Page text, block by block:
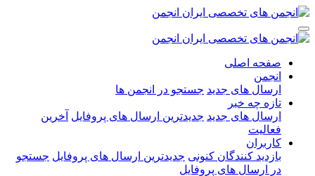
صفحه اصلی
انجمن
ارسال های جدید جستجو در انجمن ها
تازه چه خبر
ارسال های جدید جدیدترین ارسال های پروفایل آخرین
فعالیت
کاربران
بازدید کنندگان کنونی جدیدترین ارسال های پروفایل جستجو
در ارسال های پروفایل